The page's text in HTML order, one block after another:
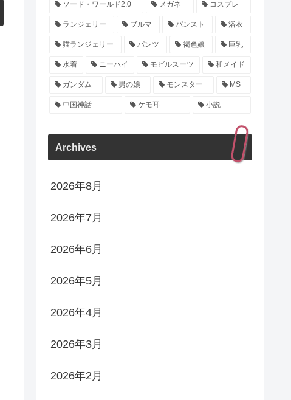
ソード・ワールド2.0 メガネ コスプレ
ランジェリー ブルマ パンスト 浴衣
猫ランジェリー パンツ 褐色娘 巨乳
水着 ニーハイ モビルスーツ 和メイド
ガンダム 男の娘 モンスター MS
中国神話 ケモ耳 小説
Archives
2026年8月
2026年7月
2026年6月
2026年5月
2026年4月
2026年3月
2026年2月